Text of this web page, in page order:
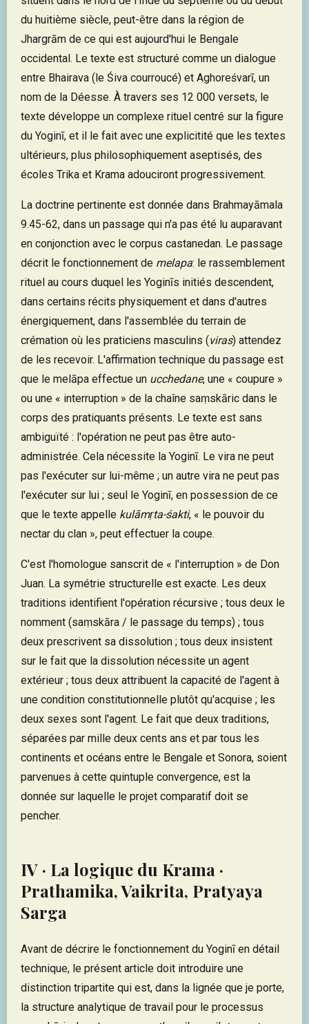
du huitième siècle, peut-être dans la région de
Jhargrām de ce qui est aujourd'hui le Bengale
occidental. Le texte est structuré comme un dialogue
entre Bhairava (le Śiva courroucé) et Aghoreśvarī, un
nom de la Déesse. À travers ses 12 000 versets, le
texte développe un complexe rituel centré sur la figure
du Yoginī, et il le fait avec une explicitité que les textes
ultérieurs, plus philosophiquement aseptisés, des
écoles Trika et Krama adouciront progressivement.
La doctrine pertinente est donnée dans Brahmayāmala
9.45-62, dans un passage qui n'a pas été lu auparavant
en conjonction avec le corpus castanedan. Le passage
décrit le fonctionnement de melapa: le rassemblement
rituel au cours duquel les Yoginīs initiés descendent,
dans certains récits physiquement et dans d'autres
énergiquement, dans l'assemblée du terrain de
crémation où les praticiens masculins (viras) attendez
de les recevoir. L'affirmation technique du passage est
que le melāpa effectue un ucchedane, une « coupure »
ou une « interruption » de la chaîne saṃskāric dans le
corps des pratiquants présents. Le texte est sans
ambiguïté : l'opération ne peut pas être auto-
administrée. Cela nécessite la Yoginī. Le vira ne peut
pas l'exécuter sur lui-même ; un autre vira ne peut pas
l'exécuter sur lui ; seul le Yoginī, en possession de ce
que le texte appelle kulāmṛta-śakti, « le pouvoir du
nectar du clan », peut effectuer la coupe.
C'est l'homologue sanscrit de « l'interruption » de Don
Juan. La symétrie structurelle est exacte. Les deux
traditions identifient l'opération récursive ; tous deux le
nomment (saṃskāra / le passage du temps) ; tous
deux prescrivent sa dissolution ; tous deux insistent
sur le fait que la dissolution nécessite un agent
extérieur ; tous deux attribuent la capacité de l'agent à
une condition constitutionnelle plutôt qu'acquise ; les
deux sexes sont l'agent. Le fait que deux traditions,
séparées par mille deux cents ans et par tous les
continents et océans entre le Bengale et Sonora, soient
parvenues à cette quintuple convergence, est la
donnée sur laquelle le projet comparatif doit se
pencher.
IV · La logique du Krama ·
Prathamika, Vaikrita, Pratyaya
Sarga
Avant de décrire le fonctionnement du Yoginī en détail
technique, le présent article doit introduire une
distinction tripartite qui est, dans la lignée que je porte,
la structure analytique de travail pour le processus